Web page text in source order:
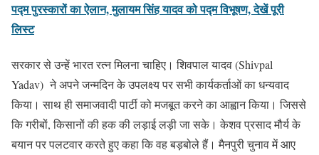
पद्म पुरस्कारों का ऐलान, मुलायम सिंह यादव को पद्म विभूषण, देखें पूरी
लिस्ट
सरकार से उन्हें भारत रत्न मिलना चाहिए। शिवपाल यादव (Shivpal
Yadav) ने अपने जन्मदिन के उपलक्ष्य पर सभी कार्यकर्ताओं का धन्यवाद
किया। साथ ही समाजवादी पार्टी को मजबूत करने का आह्वान किया। जिससे
कि गरीबों, किसानों की हक की लड़ाई लड़ी जा सके। केशव प्रसाद मौर्य के
बयान पर पलटवार करते हुए कहा कि वह बड़बोले हैं। मैनपुरी चुनाव में आए